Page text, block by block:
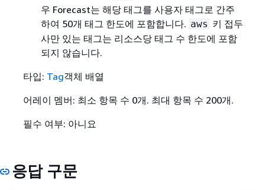
우 Forecast는 해당 태그를 사용자 태그로 간주
하여 50개 태그 한도에 포함합니다. aws 키 접두
사만 있는 태그는 리소스당 태그 수 한도에 포함
되지 않습니다.
타입: Tag객체 배열
어레이 멤버: 최소 항목 수 0개. 최대 항목 수 200개.
필수 여부: 아니요
응답 구문